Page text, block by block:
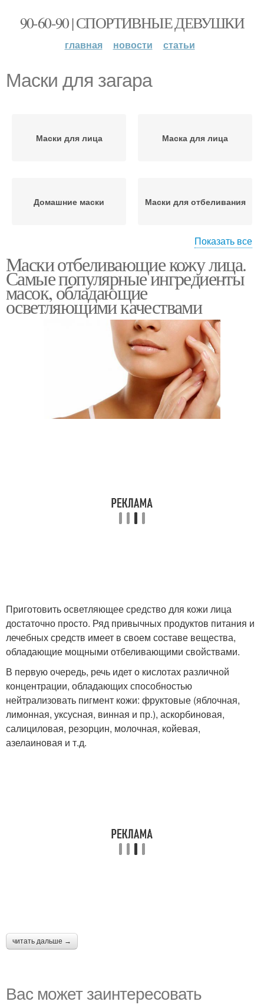
90-60-90 | СПОРТИВНЫЕ ДЕВУШКИ
главная новости статьи
Маски для загара
Маски для лица Маска для лица
Домашние маски Маски для отбеливания
Маска в домашних
условиях
Морковная маска
Показать все
Маски отбеливающие кожу лица.
Самые популярные ингредиенты
масок, обладающие
осветляющими качествами
Приготовить осветляющее средство для кожи лица
достаточно просто. Ряд привычных продуктов питания и
лечебных средств имеет в своем составе вещества,
обладающие мощными отбеливающими свойствами.
В первую очередь, речь идет о кислотах различной
концентрации, обладающих способностью
нейтрализовать пигмент кожи: фруктовые (яблочная,
лимонная, уксусная, винная и пр.), аскорбиновая,
салициловая, резорцин, молочная, койевая,
азелаиновая и т.д.
читать дальше →
Вас может заинтересовать